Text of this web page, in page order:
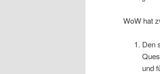
WoW hat
Den
und